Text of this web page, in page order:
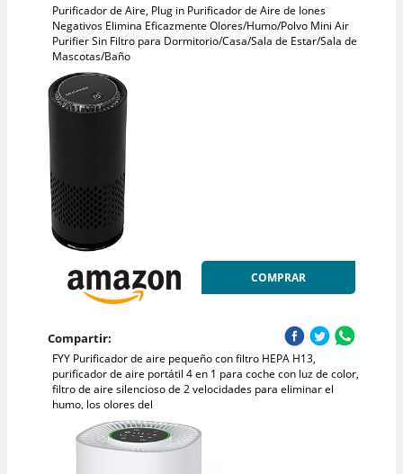
Purificador de Aire, Plug in Purificador de Aire de Iones
Negativos Elimina Eficazmente Olores/Humo/Polvo Mini Air
Purifier Sin Filtro para Dormitorio/Casa/Sala de Estar/Sala de
Mascotas/Baño
COMPRAR
Compartir:
FYY Purificador de aire pequeño con filtro HEPA H13,
purificador de aire portátil 4 en 1 para coche con luz de color,
filtro de aire silencioso de 2 velocidades para eliminar el
humo, los olores del